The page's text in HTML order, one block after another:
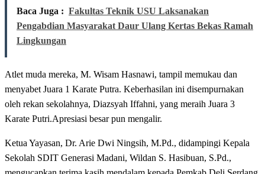
Baca Juga : Fakultas Teknik USU Laksanakan
Pengabdian Masyarakat Daur Ulang Kertas Bekas Ramah
Lingkungan
Atlet muda mereka, M. Wisam Hasnawi, tampil memukau dan
menyabet Juara 1 Karate Putra. Keberhasilan ini disempurnakan
oleh rekan sekolahnya, Diazsyah Iffahni, yang meraih Juara 3
Karate Putri.Apresiasi besar pun mengalir.
Ketua Yayasan, Dr. Arie Dwi Ningsih, M.Pd., didampingi Kepala
Sekolah SDIT Generasi Madani, Wildan S. Hasibuan, S.Pd.,